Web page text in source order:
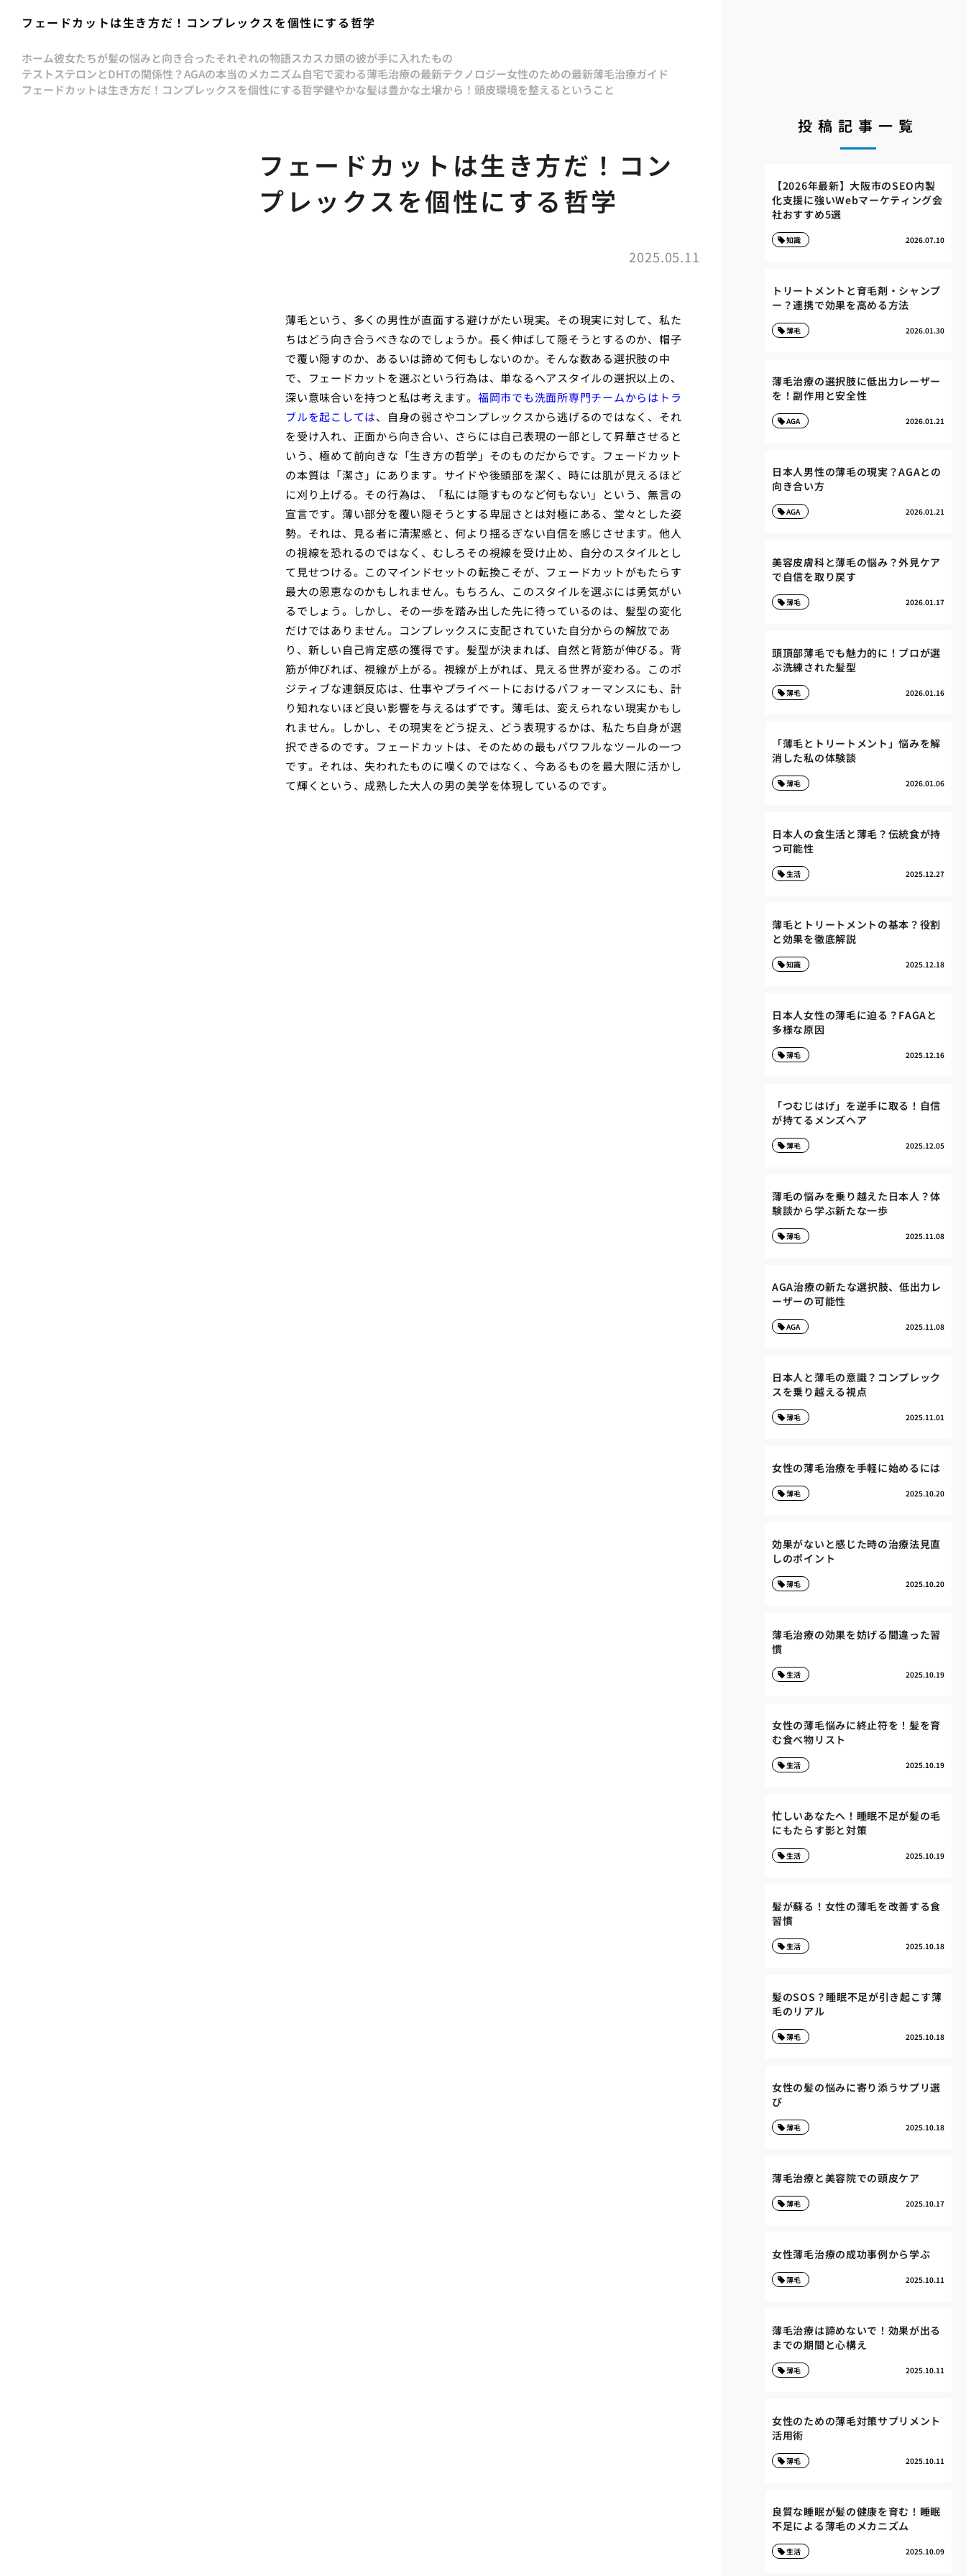
フェードカットは生き方だ！コンプレックスを個性にする哲学
ホーム彼女たちが髪の悩みと向き合ったそれぞれの物語スカスカ頭の彼が手に入れたもの
テストステロンとDHTの関係性？AGAの本当のメカニズム自宅で変わる薄毛治療の最新テクノロジー女性のための最新薄毛治療ガイド
フェードカットは生き方だ！コンプレックスを個性にする哲学健やかな髪は豊かな土壌から！頭皮環境を整えるということ
フェードカットは生き方だ！コン
プレックスを個性にする哲学
2025.05.11
薄毛という、多くの男性が直面する避けがたい現実。その現実に対して、私た
ちはどう向き合うべきなのでしょうか。長く伸ばして隠そうとするのか、帽子
で覆い隠すのか、あるいは諦めて何もしないのか。そんな数ある選択肢の中
で、フェードカットを選ぶという行為は、単なるヘアスタイルの選択以上の、
深い意味合いを持つと私は考えます。 福岡市でも洗面所専門チームからはトラ
ブルを起こしては、自身の弱さやコンプレックスから逃げるのではなく、それ
を受け入れ、正面から向き合い、さらには自己表現の一部として昇華させると
いう、極めて前向きな「生き方の哲学」そのものだからです。フェードカット
の本質は「潔さ」にあります。サイドや後頭部を潔く、時には肌が見えるほど
に刈り上げる。その行為は、「私には隠すものなど何もない」という、無言の
宣言です。薄い部分を覆い隠そうとする卑屈さとは対極にある、堂々とした姿
勢。それは、見る者に清潔感と、何より揺るぎない自信を感じさせます。他人
の視線を恐れるのではなく、むしろその視線を受け止め、自分のスタイルとし
て見せつける。このマインドセットの転換こそが、フェードカットがもたらす
最大の恩恵なのかもしれません。もちろん、このスタイルを選ぶには勇気がい
るでしょう。しかし、その一歩を踏み出した先に待っているのは、髪型の変化
だけではありません。コンプレックスに支配されていた自分からの解放であ
り、新しい自己肯定感の獲得です。髪型が決まれば、自然と背筋が伸びる。背
筋が伸びれば、視線が上がる。視線が上がれば、見える世界が変わる。このポ
ジティブな連鎖反応は、仕事やプライベートにおけるパフォーマンスにも、計
り知れないほど良い影響を与えるはずです。薄毛は、変えられない現実かもし
れません。しかし、その現実をどう捉え、どう表現するかは、私たち自身が選
択できるのです。フェードカットは、そのための最もパワフルなツールの一つ
です。それは、失われたものに嘆くのではなく、今あるものを最大限に活かし
て輝くという、成熟した大人の男の美学を体現しているのです。
投稿記事一覧
【2026年最新】大阪市のSEO内製
化支援に強いWebマーケティング会
社おすすめ5選
2026.07.10
知識
トリートメントと育毛剤・シャンプ
ー？連携で効果を高める方法
2026.01.30
薄毛
薄毛治療の選択肢に低出力レーザー
を！副作用と安全性
2026.01.21
AGA
日本人男性の薄毛の現実？AGAとの
向き合い方
2026.01.21
AGA
美容皮膚科と薄毛の悩み？外見ケア
で自信を取り戻す
2026.01.17
薄毛
頭頂部薄毛でも魅力的に！プロが選
ぶ洗練された髪型
2026.01.16
薄毛
「薄毛とトリートメント」悩みを解
消した私の体験談
2026.01.06
薄毛
日本人の食生活と薄毛？伝統食が持
つ可能性
2025.12.27
生活
薄毛とトリートメントの基本？役割
と効果を徹底解説
2025.12.18
知識
日本人女性の薄毛に迫る？FAGAと
多様な原因
2025.12.16
薄毛
「つむじはげ」を逆手に取る！自信
が持てるメンズヘア
2025.12.05
薄毛
薄毛の悩みを乗り越えた日本人？体
験談から学ぶ新たな一歩
2025.11.08
薄毛
AGA治療の新たな選択肢、低出力レ
ーザーの可能性
2025.11.08
AGA
日本人と薄毛の意識？コンプレック
スを乗り越える視点
2025.11.01
薄毛
女性の薄毛治療を手軽に始めるには
2025.10.20
薄毛
効果がないと感じた時の治療法見直
しのポイント
2025.10.20
薄毛
薄毛治療の効果を妨げる間違った習
慣
2025.10.19
生活
女性の薄毛悩みに終止符を！髪を育
む食べ物リスト
2025.10.19
生活
忙しいあなたへ！睡眠不足が髪の毛
にもたらす影と対策
2025.10.19
生活
髪が蘇る！女性の薄毛を改善する食
習慣
2025.10.18
生活
髪のSOS？睡眠不足が引き起こす薄
毛のリアル
2025.10.18
薄毛
女性の髪の悩みに寄り添うサプリ選
び
2025.10.18
薄毛
薄毛治療と美容院での頭皮ケア
2025.10.17
薄毛
女性薄毛治療の成功事例から学ぶ
2025.10.11
薄毛
薄毛治療は諦めないで！効果が出る
までの期間と心構え
2025.10.11
薄毛
女性のための薄毛対策サプリメント
活用術
2025.10.11
薄毛
良質な睡眠が髪の健康を育む！睡眠
不足による薄毛のメカニズム
2025.10.09
生活